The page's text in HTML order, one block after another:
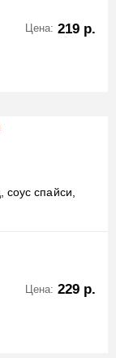
Цена: 219 р.
соус спайси,
Цена: 229 р.